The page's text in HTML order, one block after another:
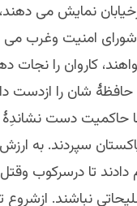
نمایش می
امنیت وغرب می
کاروان را نجات
شان را ازدست
حاکمیت دست نشاندِۀ
سپردند. به
تا درسرکوب
نباشند. ازشروع